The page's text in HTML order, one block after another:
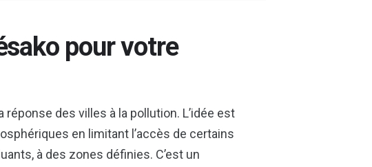
pour votre
des villes à la pollution. L’idée est
en limitant l’accès de certains
à des zones définies. C’est un